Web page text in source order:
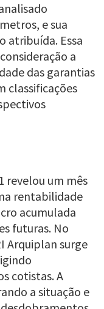
e sua
atribuída. Essa
a
das garantias
classificações
revelou um mês
rentabilidade
acumulada
futuras. No
Arquiplan surge
cotistas. A
a situação e